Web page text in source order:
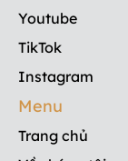
Youtube
TikTok
Instagram
Menu
Trang chủ